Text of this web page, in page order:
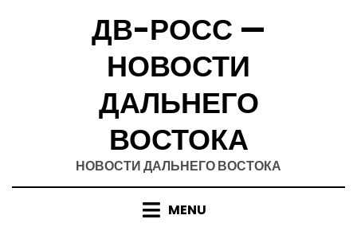
ДВ-РОСС —
НОВОСТИ
ДАЛЬНЕГО
ВОСТОКА
НОВОСТИ ДАЛЬНЕГО ВОСТОКА
MENU